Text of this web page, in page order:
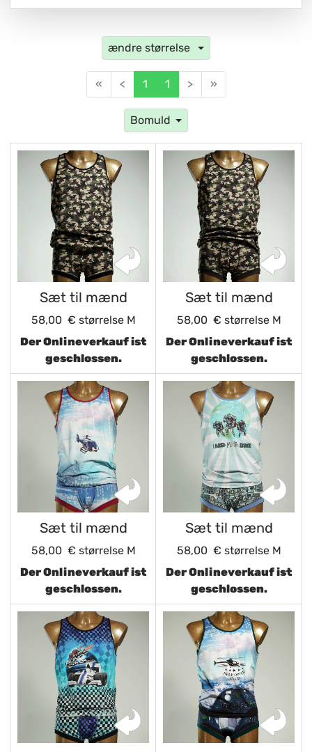
ændre størrelse
« < 1 1 > »
Bomuld
Sæt til mænd
58,00 € størrelse M
Der Onlineverkauf ist
geschlossen.
Sæt til mænd
58,00 € størrelse M
Der Onlineverkauf ist
geschlossen.
Sæt til mænd
58,00 € størrelse M
Der Onlineverkauf ist
geschlossen.
Sæt til mænd
58,00 € størrelse M
Der Onlineverkauf ist
geschlossen.